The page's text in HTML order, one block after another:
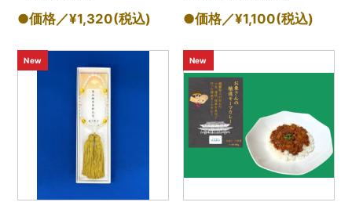
●価格／¥1,320(税込)
●価格／¥1,100(税込)
New New